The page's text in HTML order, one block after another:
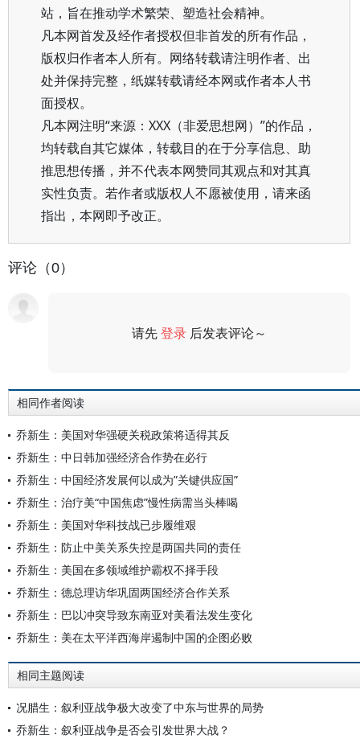
站，旨在推动学术繁荣、塑造社会精神。
凡本网首发及经作者授权但非首发的所有作品，
版权归作者本人所有。网络转载请注明作者、出
处并保持完整，纸媒转载请经本网或作者本人书
面授权。
凡本网注明“来源：XXX（非爱思想网）”的作品，
均转载自其它媒体，转载目的在于分享信息、助
推思想传播，并不代表本网赞同其观点和对其真
实性负责。若作者或版权人不愿被使用，请来函
指出，本网即予改正。
评论（0）
请先登录 后发表评论～
相同作者阅读
乔新生：美国对华强硬关税政策将适得其反
乔新生：中日韩加强经济合作势在必行
乔新生：中国经济发展何以成为”关键供应国”
乔新生：治疗美“中国焦虑”慢性病需当头棒喝
乔新生：美国对华科技战已步履维艰
乔新生：防止中美关系失控是两国共同的责任
乔新生：美国在多领域维护霸权不择手段
乔新生：德总理访华巩固两国经济合作关系
乔新生：巴以冲突导致东南亚对美看法发生变化
乔新生：美在太平洋西海岸遏制中国的企图必败
相同主题阅读
况腊生：叙利亚战争极大改变了中东与世界的局势
乔新生：叙利亚战争是否会引发世界大战？